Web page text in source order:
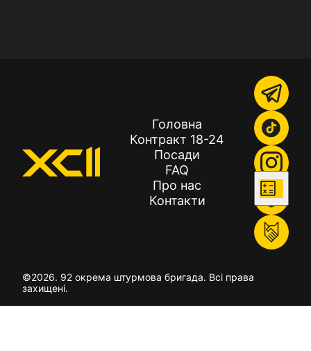
Головна
Контракт 18-24
Посади
FAQ
Про нас
Контакти
©2026. 92 окрема штурмова бригада. Всі права
захищені.